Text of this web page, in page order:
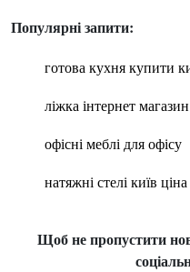
Популярні запити:
готова кухня купити
ліжка інтернет
офісні меблі для офісу
натяжні стелі київ
Щоб не пропустити